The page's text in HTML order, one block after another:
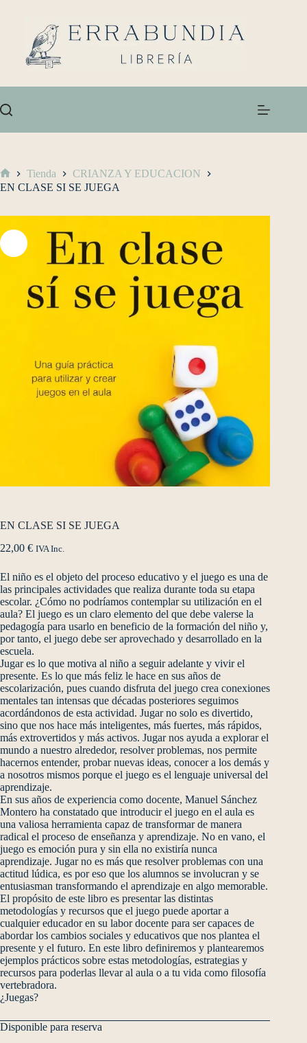
Tienda
CRIANZA Y EDUCACION
EN CLASE SI SE JUEGA
EN CLASE SI SE JUEGA
22,00 € IVA Inc.
El niño es el objeto del proceso educativo y el juego es una de
las principales actividades que realiza durante toda su etapa
escolar. ¿Cómo no podríamos contemplar su utilización en el
aula? El juego es un claro elemento del que debe valerse la
pedagogía para usarlo en beneficio de la formación del niño y,
por tanto, el juego debe ser aprovechado y desarrollado en la
escuela.
Jugar es lo que motiva al niño a seguir adelante y vivir el
presente. Es lo que más feliz le hace en sus años de
escolarización, pues cuando disfruta del juego crea conexiones
mentales tan intensas que décadas posteriores seguimos
acordándonos de esta actividad. Jugar no solo es divertido,
sino que nos hace más inteligentes, más fuertes, más rápidos,
más extrovertidos y más activos. Jugar nos ayuda a explorar el
mundo a nuestro alrededor, resolver problemas, nos permite
hacernos entender, probar nuevas ideas, conocer a los demás y
a nosotros mismos porque el juego es el lenguaje universal del
aprendizaje.
En sus años de experiencia como docente, Manuel Sánchez
Montero ha constatado que introducir el juego en el aula es
una valiosa herramienta capaz de transformar de manera
radical el proceso de enseñanza y aprendizaje. No en vano, el
juego es emoción pura y sin ella no existiría nunca
aprendizaje. Jugar no es más que resolver problemas con una
actitud lúdica, es por eso que los alumnos se involucran y se
entusiasman transformando el aprendizaje en algo memorable.
El propósito de este libro es presentar las distintas
metodologías y recursos que el juego puede aportar a
cualquier educador en su labor docente para ser capaces de
abordar los cambios sociales y educativos que nos plantea el
presente y el futuro. En este libro definiremos y plantearemos
ejemplos prácticos sobre estas metodologías, estrategias y
recursos para poderlas llevar al aula o a tu vida como filosofía
vertebradora.
¿Juegas?
Disponible para reserva